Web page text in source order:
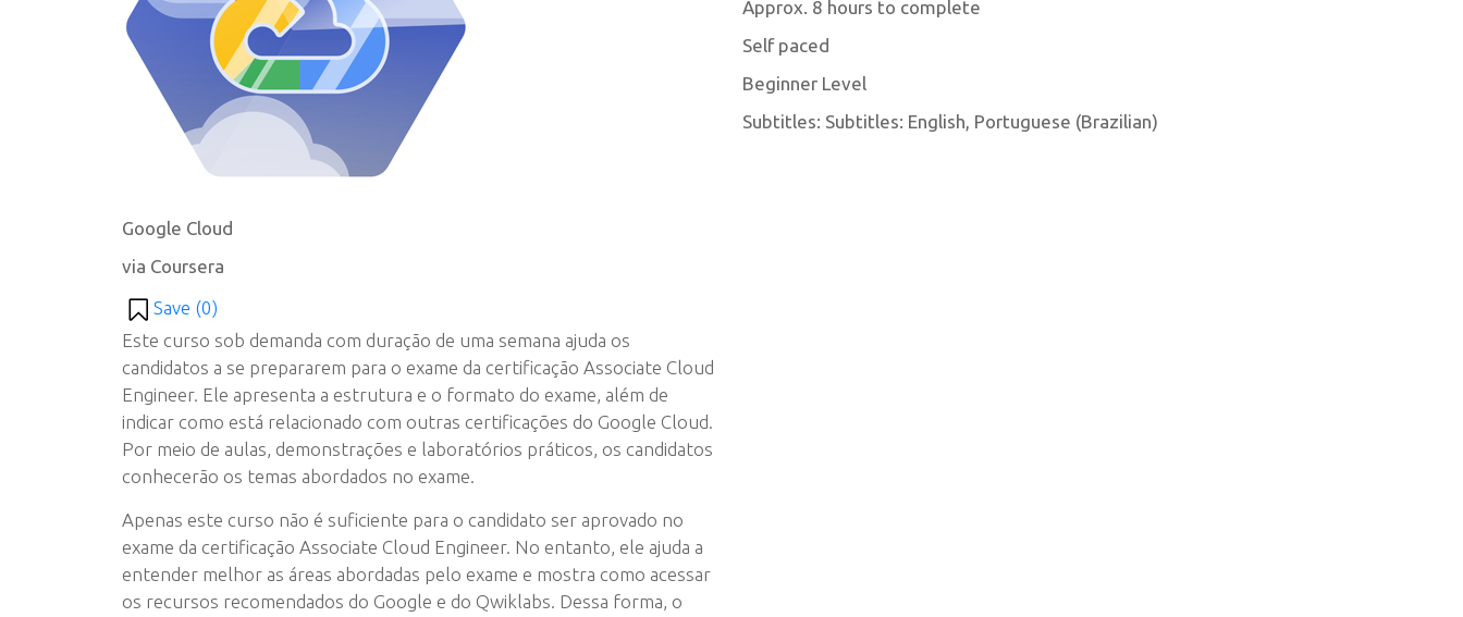
Google Cloud
via Coursera
Save (0)
Este curso sob demanda com duração de uma semana ajuda os
candidatos a se prepararem para o exame da certificação Associate Cloud
Engineer. Ele apresenta a estrutura e o formato do exame, além de
indicar como está relacionado com outras certificações do Google Cloud.
Por meio de aulas, demonstrações e laboratórios práticos, os candidatos
conhecerão os temas abordados no exame.
Apenas este curso não é suficiente para o candidato ser aprovado no
exame da certificação Associate Cloud Engineer. No entanto, ele ajuda a
entender melhor as áreas abordadas pelo exame e mostra como acessar
os recursos recomendados do Google e do Qwiklabs. Dessa forma, o
Approx. 8 hours to complete
Self paced
Beginner Level
Subtitles: Subtitles: English, Portuguese (Brazilian)